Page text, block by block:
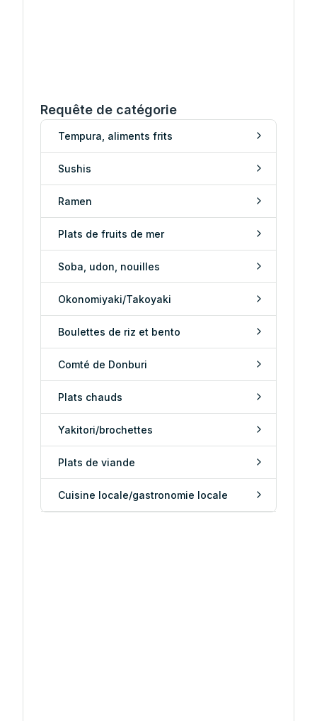
Requête de catégorie
Tempura, aliments frits
Sushis
Ramen
Plats de fruits de mer
Soba, udon, nouilles
Okonomiyaki/Takoyaki
Boulettes de riz et bento
Comté de Donburi
Plats chauds
Yakitori/brochettes
Plats de viande
Cuisine locale/gastronomie locale